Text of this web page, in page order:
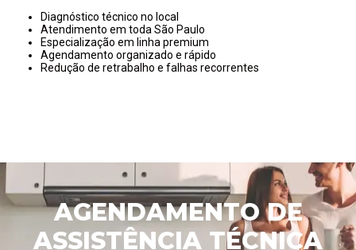
Diagnóstico técnico no local
Atendimento em toda São Paulo
Especialização em linha premium
Agendamento organizado e rápido
Redução de retrabalho e falhas recorrentes
AGENDAMENTO DE
ASSISTÊNCIA TÉCNICA